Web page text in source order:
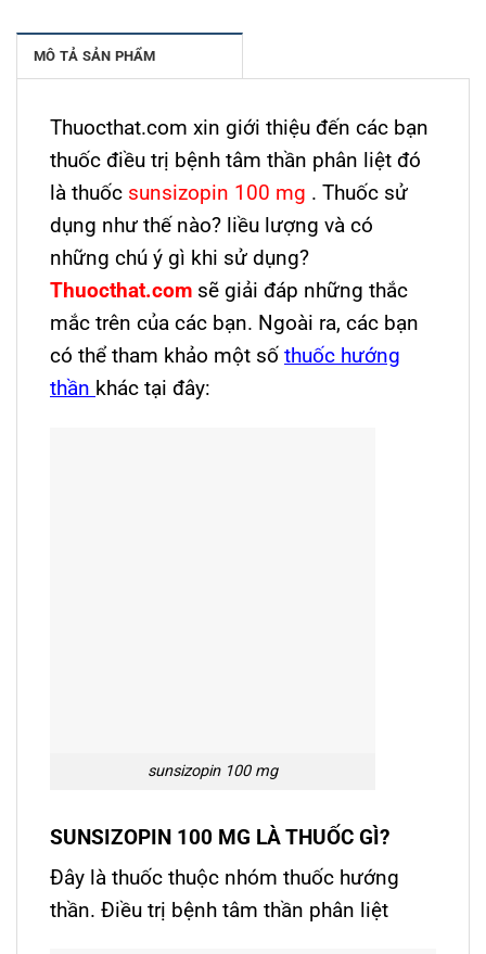
MÔ TẢ SẢN PHẨM
Thuocthat.com xin giới thiệu đến các bạn
thuốc điều trị bệnh tâm thần phân liệt đó
là thuốc sunsizopin 100 mg . Thuốc sử
dụng như thế nào? liều lượng và có
những chú ý gì khi sử dụng?
Thuocthat.com sẽ giải đáp những thắc
mắc trên của các bạn. Ngoài ra, các bạn
có thể tham khảo một số thuốc hướng
thần khác tại đây:
sunsizopin 100 mg
SUNSIZOPIN 100 MG LÀ THUỐC GÌ?
Đây là thuốc thuộc nhóm thuốc hướng
thần. Điều trị bệnh tâm thần phân liệt